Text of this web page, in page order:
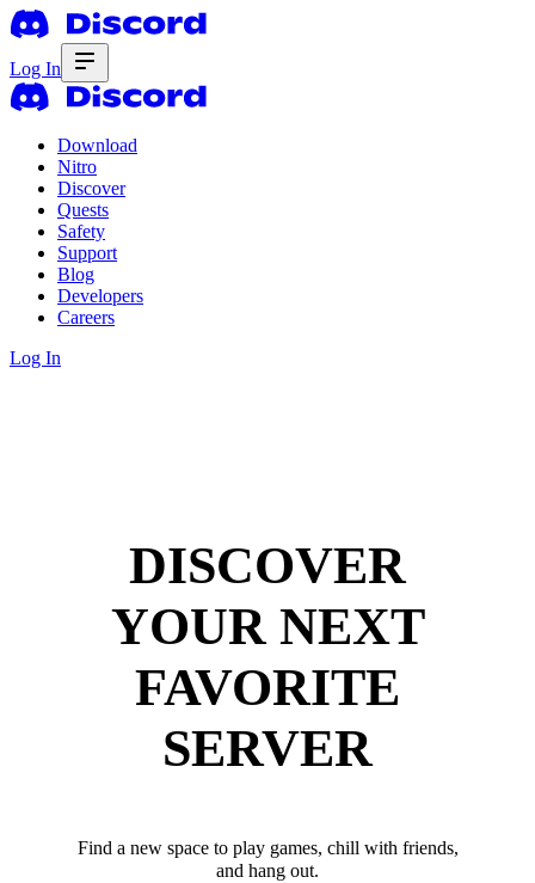
Log In
Download
Nitro
Discover
Quests
Safety
Support
Blog
Developers
Careers
Log In
DISCOVER
YOUR NEXT
FAVORITE
SERVER
Find a new space to play games, chill with friends,
and hang out.